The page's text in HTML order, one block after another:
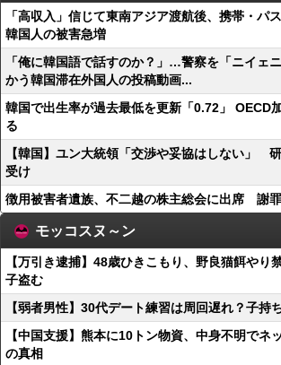
「高収入」信じて東南アジア渡航後、携帯・パ
韓国人の被害急増
「俺に韓国語で話すのか？」…警察を「ニイェ
かう韓国滞在外国人の投稿動画...
韓国で出生率が過去最低を更新「0.72」 OECD
る
【韓国】ユン大統領「交渉や妥協はしない」
受け
徴用被害者遺族、不二越の株主総会に出席 謝
モッコスヌ～ン
【万引き逮捕】48歳ひきこもり、野良猫餌や
子盗む
【弱者男性】30代デート練習は周回遅れ？子持
【中国支援】熊本に10トン物資、中身不明で
の真相